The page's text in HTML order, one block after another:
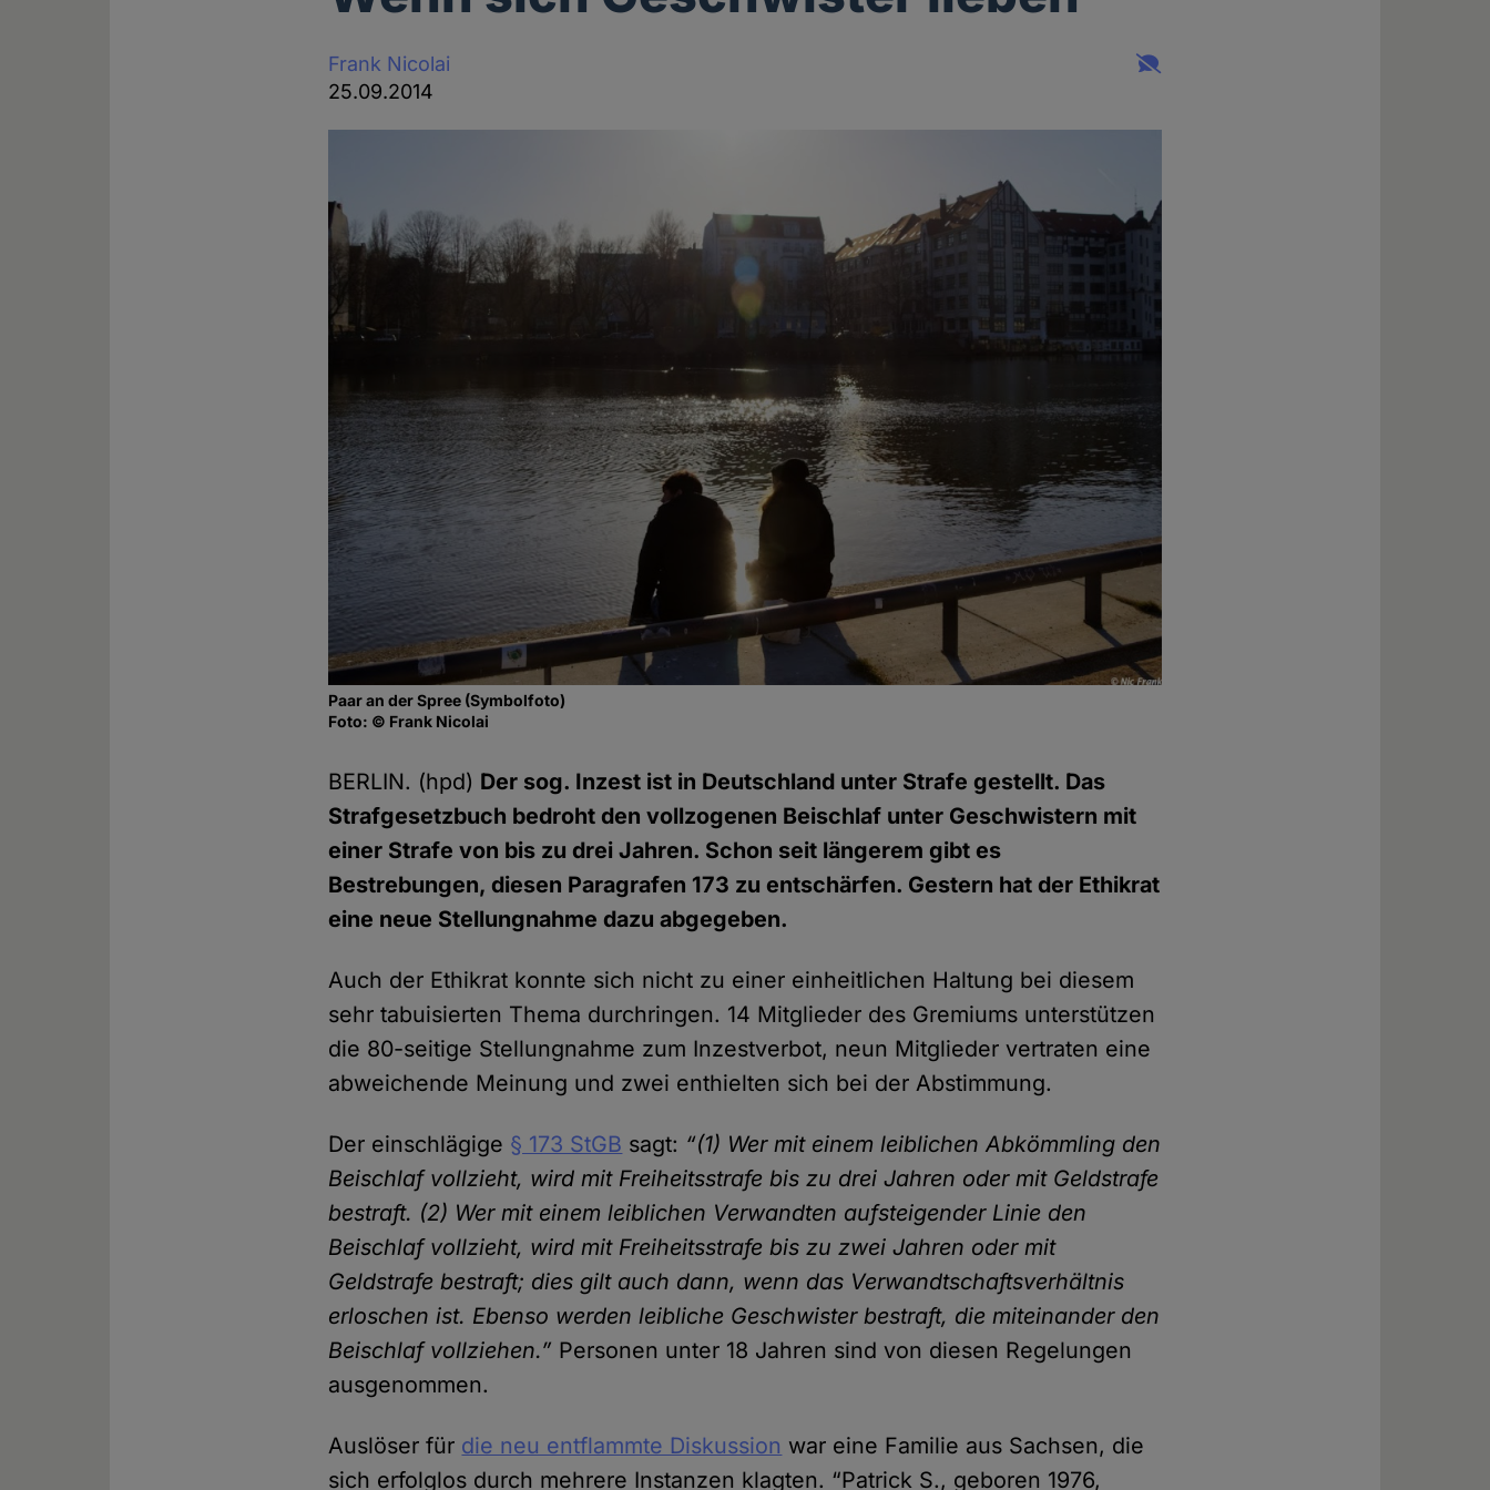
Frank Nicolai
25.09.2014
Paar an der Spree (Symbolfoto)
Foto: © Frank Nicolai
BERLIN. (hpd) Der sog. Inzest ist in Deutschland unter Strafe gestellt. Das
Strafgesetzbuch bedroht den vollzogenen Beischlaf unter Geschwistern mit
einer Strafe von bis zu drei Jahren. Schon seit längerem gibt es
Bestrebungen, diesen Paragrafen 173 zu entschärfen. Gestern hat der Ethikrat
eine neue Stellungnahme dazu abgegeben.
Auch der Ethikrat konnte sich nicht zu einer einheitlichen Haltung bei diesem
sehr tabuisierten Thema durchringen. 14 Mitglieder des Gremiums unterstützen
die 80-seitige Stellungnahme zum Inzestverbot, neun Mitglieder vertraten eine
abweichende Meinung und zwei enthielten sich bei der Abstimmung.
Der einschlägige § 173 StGB sagt: “(1) Wer mit einem leiblichen Abkömmling den
Beischlaf vollzieht, wird mit Freiheitsstrafe bis zu drei Jahren oder mit Geldstrafe
bestraft. (2) Wer mit einem leiblichen Verwandten aufsteigender Linie den
Beischlaf vollzieht, wird mit Freiheitsstrafe bis zu zwei Jahren oder mit
Geldstrafe bestraft; dies gilt auch dann, wenn das Verwandtschaftsverhältnis
erloschen ist. Ebenso werden leibliche Geschwister bestraft, die miteinander den
Beischlaf vollziehen.” Personen unter 18 Jahren sind von diesen Regelungen
ausgenommen.
Auslöser für die neu entflammte Diskussion war eine Familie aus Sachsen, die
sich erfolglos durch mehrere Instanzen klagten. “Patrick S., geboren 1976,